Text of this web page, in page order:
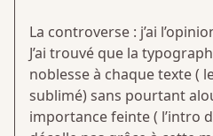
La controverse : j’ai
J’ai trouvé que la
noblesse à chaque texte (
sublimé) sans pourtant
importance feinte ( l’intro